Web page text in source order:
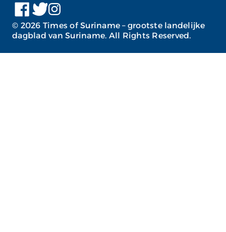
© 2026 Times of Suriname – grootste landelijke
dagblad van Suriname. All Rights Reserved.